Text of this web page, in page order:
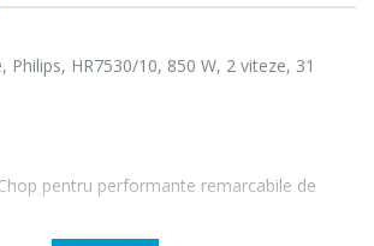
Philips, HR7530/10, 850 W, 2 viteze, 31
pentru performante remarcabile de